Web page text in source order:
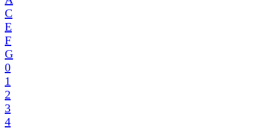
C
E
F
G
0
1
2
3
4